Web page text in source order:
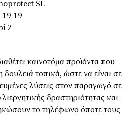
SL
19
2
καινοτόµα προϊόντα που
τοπικά, ώστε να είναι σε
λύσεις στον παραγωγό σε
δραστηριότητας και
το τηλέφωνο όποτε τους